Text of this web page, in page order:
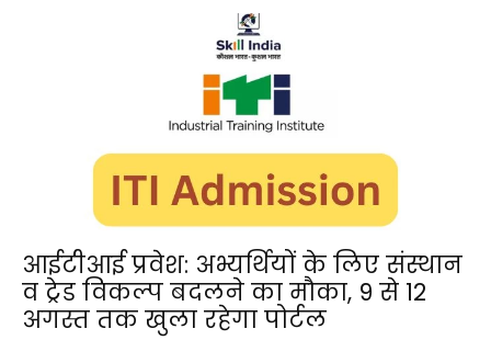
आईटीआई प्रवेश: अभ्यर्थियों के लिए संस्थान
व ट्रेड विकल्प बदलने का मौका, 9 से 12
अगस्त तक खुला रहेगा पोर्टल